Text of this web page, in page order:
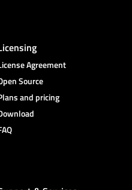
Agreement
Source
and pricing